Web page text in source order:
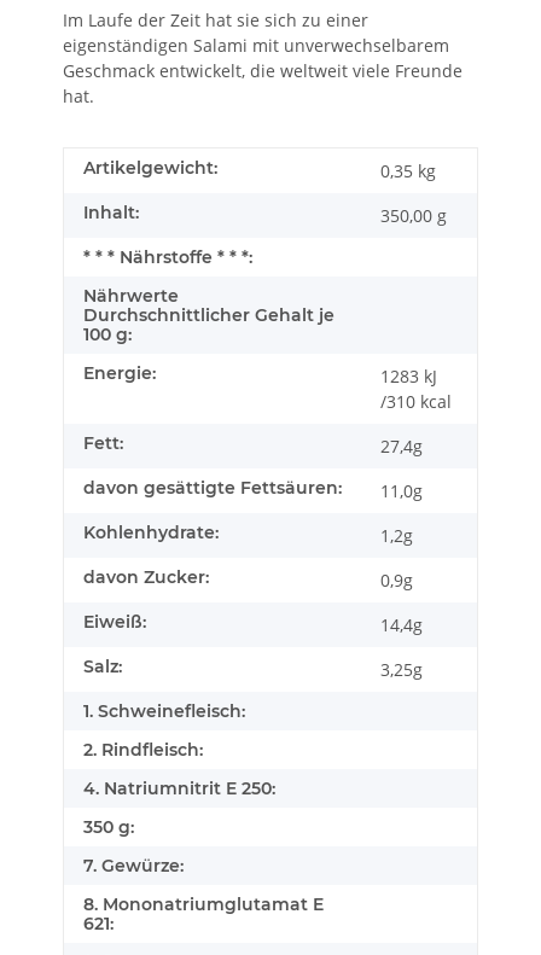
Im Laufe der Zeit hat sie sich zu einer
eigenständigen Salami mit unverwechselbarem
Geschmack entwickelt, die weltweit viele Freunde
hat.
Artikelgewicht: 0,35 kg
Inhalt: 350,00 g
* * * Nährstoffe * * *:
Nährwerte
Durchschnittlicher Gehalt je
100 g:
Energie:
1283 kJ
/310 kcal
Fett: 27,4g
davon gesättigte Fettsäuren: 11,0g
Kohlenhydrate: 1,2g
davon Zucker: 0,9g
Eiweiß: 14,4g
Salz: 3,25g
1. Schweinefleisch:
2. Rindfleisch:
4. Natriumnitrit E 250:
350 g:
7. Gewürze:
8. Mononatriumglutamat E
621: